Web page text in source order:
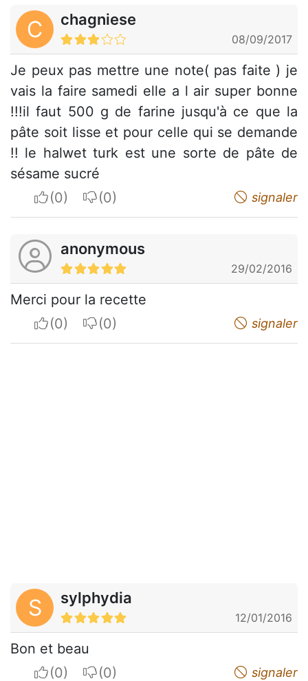
C chagniese
08/09/2017
Je peux pas mettre une note( pas faite ) je
vais la faire samedi elle a l air super bonne
!!!il faut 500 g de farine jusqu'à ce que la
pâte soit lisse et pour celle qui se demande
!! le halwet turk est une sorte de pâte de
sésame sucré
I apreciateI do not appreciate signaler
anonymous
29/02/2016
Merci pour la recette
I apreciateI do not appreciate signaler
S sylphydia
12/01/2016
Bon et beau
I apreciateI do not appreciate signaler